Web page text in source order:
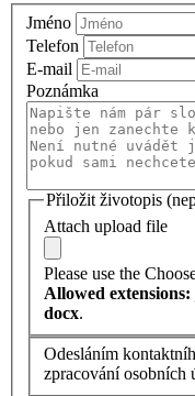
Jméno
Telefon
E-mail
Poznámka
Přiložit životopis
Attach upload file
Please use the
Allowed
docx.
Odesláním
zpracování osobních